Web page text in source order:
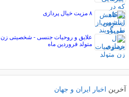
۸ مزیت خیال پردازی
علایق و روحیات جنسی - شخصیتی زن
متولد فروردین ماه
آخرین اخبار ایران و جهان